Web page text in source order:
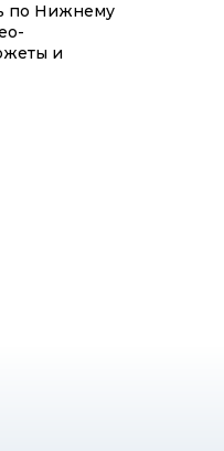
по Нижнему
и